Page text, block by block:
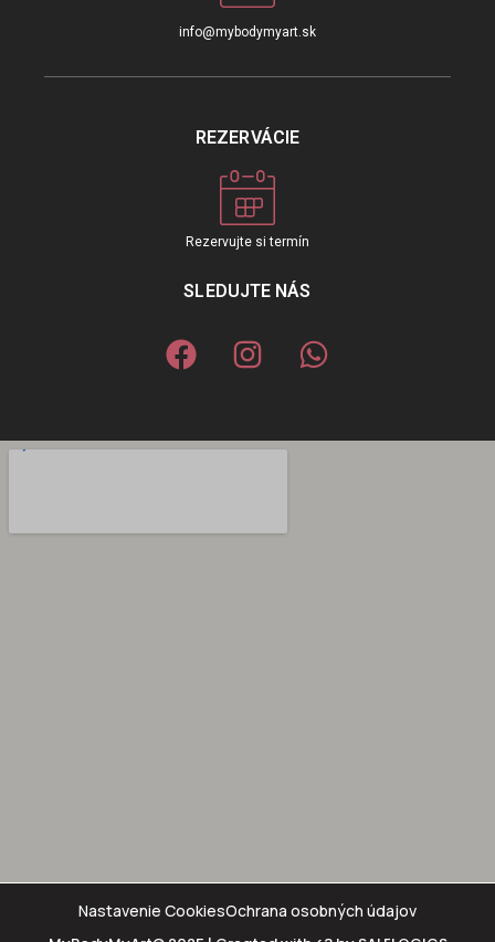
info@mybodymyart.sk
REZERVÁCIE
Rezervujte si termín
SLEDUJTE NÁS
Nastavenie CookiesOchrana osobných údajov